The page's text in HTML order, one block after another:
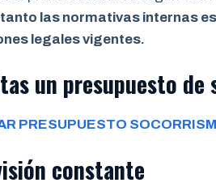
las normativas internas
legales vigentes.
un presupuesto
PRESUPUESTO
constante